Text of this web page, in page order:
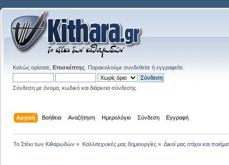
Καλώς ορίσατε, Επισκέπτης . Παρακαλούμε συνδεθείτε ή εγγραφείτε
Σύνδεση με όνομα, κωδικό και διάρκεια σύνδεσης
Αρχική Βοήθεια Αναζήτηση Ημερολόγιο Σύνδεση Εγγραφή
Το Στέκι των Κιθαρωδών » Καλλιτεχνικές μας δημιουργίες» Δικοί μας στίχοι και